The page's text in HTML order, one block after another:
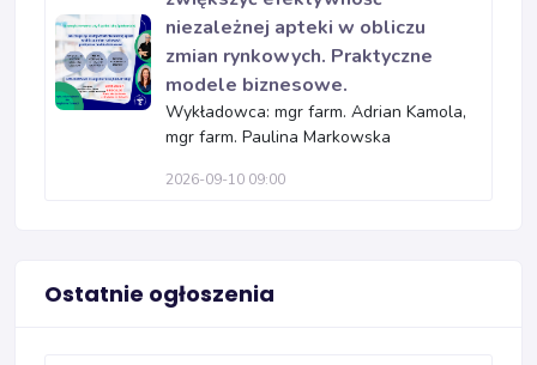
niezależnej apteki w obliczu
zmian rynkowych. Praktyczne
modele biznesowe.
Wykładowca: mgr farm. Adrian Kamola,
mgr farm. Paulina Markowska
2026-09-10 09:00
Ostatnie ogłoszenia